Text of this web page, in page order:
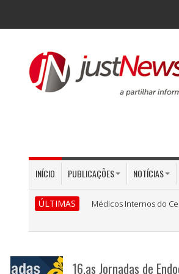
INÍCIO PUBLICAÇÕES NOTÍCIAS
ÚLTIMAS Médicos Internos do
16.as Jornadas de